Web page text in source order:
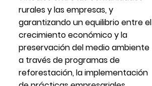
rurales y las empresas, y
garantizando un equilibrio entre el
crecimiento económico y la
preservación del medio ambiente
a través de programas de
reforestación, la implementación